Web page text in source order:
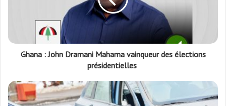
Ghana : John Dramani Mahama vainqueur des élections
présidentielles